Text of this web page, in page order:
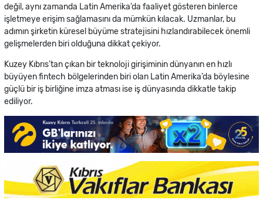
değil, aynı zamanda Latin Amerika’da faaliyet gösteren binlerce
işletmeye erişim sağlamasını da mümkün kılacak. Uzmanlar, bu
adımın şirketin küresel büyüme stratejisini hızlandırabilecek önemli
gelişmelerden biri olduğuna dikkat çekiyor.
Kuzey Kıbrıs’tan çıkan bir teknoloji girişiminin dünyanın en hızlı
büyüyen fintech bölgelerinden biri olan Latin Amerika’da böylesine
güçlü bir iş birliğine imza atması ise iş dünyasında dikkatle takip
ediliyor.